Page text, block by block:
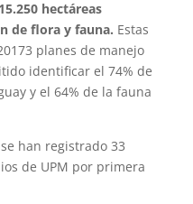
hectáreas
de flora y fauna. Estas
planes de manejo
identificar el 74% de
y el 64% de la fauna
han registrado 33
de UPM por primera